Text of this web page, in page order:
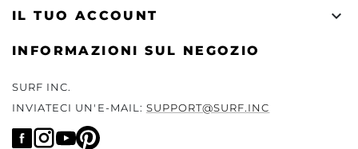
IL TUO ACCOUNT 
INFORMAZIONI SUL NEGOZIO
SURF INC.
INVIATECI UN'E-MAIL: SUPPORT@SURF.INC